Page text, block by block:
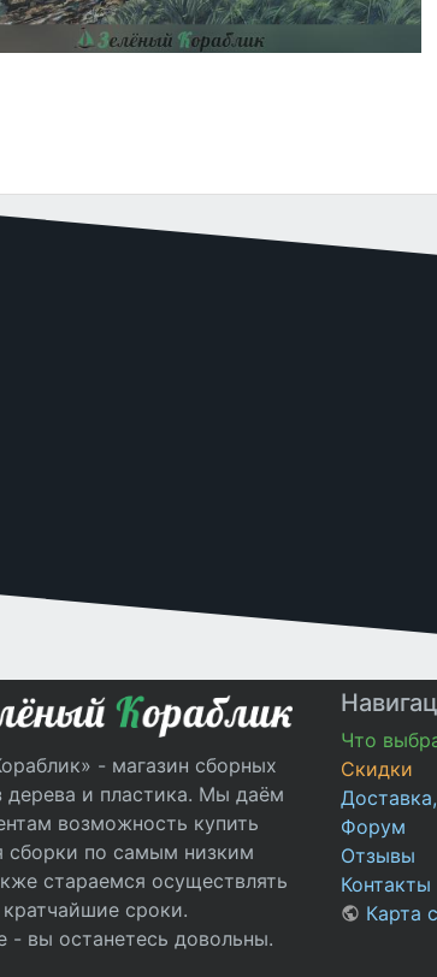
- магазин сборных
дерева и пластика. Мы даём
возможность купить
сборки по самым низким
стараемся осуществлять
сроки.
- вы останетесь довольны.
Что
Скидки
Форум
Отзывы
Контакты
Карта